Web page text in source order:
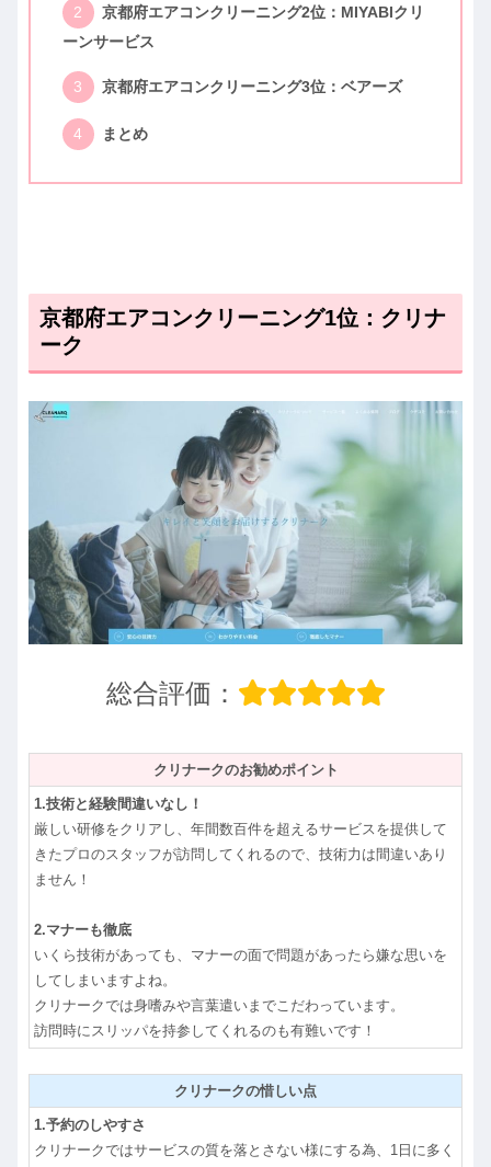
京都府エアコンクリーニング2位：MIYABIクリ
ーンサービス
京都府エアコンクリーニング3位：ベアーズ
まとめ
京都府エアコンクリーニング1位：クリナ
ーク
総合評価：
クリナークのお勧めポイント
1.技術と経験間違いなし！
厳しい研修をクリアし、年間数百件を超えるサービスを提供して
きたプロのスタッフが訪問してくれるので、技術力は間違いあり
ません！
2.マナーも徹底
いくら技術があっても、マナーの面で問題があったら嫌な思いを
してしまいますよね。
クリナークでは身嗜みや言葉遣いまでこだわっています。
訪問時にスリッパを持参してくれるのも有難いです！
クリナークの惜しい点
1.予約のしやすさ
クリナークではサービスの質を落とさない様にする為、1日に多く